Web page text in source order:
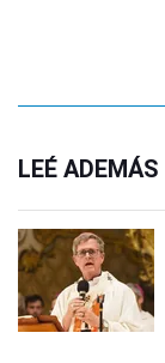
LEÉ ADEMÁS